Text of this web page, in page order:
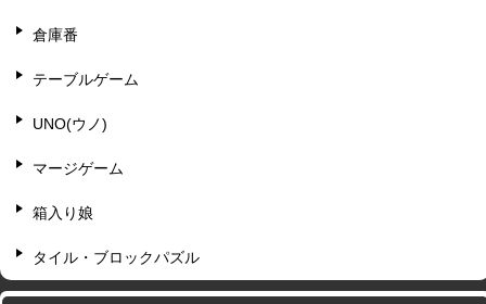
倉庫番
テーブルゲーム
UNO(ウノ)
マージゲーム
箱入り娘
タイル・ブロックパズル